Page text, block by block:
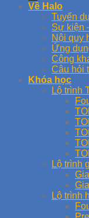
Về Halo
Tuyển
Sự kiện
Nội quy
Ứng
Công
Câu hỏi
Khóa học
Lộ trình
Lộ trình
Lộ trình